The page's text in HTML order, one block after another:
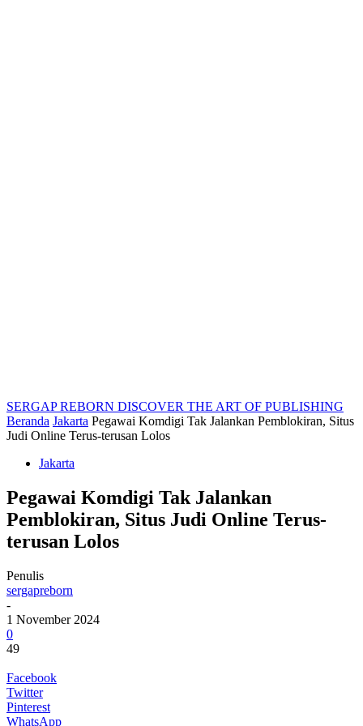
SERGAP REBORN DISCOVER THE ART OF PUBLISHING
Beranda Jakarta Pegawai Komdigi Tak Jalankan Pemblokiran, Situs
Judi Online Terus-terusan Lolos
Jakarta
Pegawai Komdigi Tak Jalankan
Pemblokiran, Situs Judi Online Terus-
terusan Lolos
Penulis
sergapreborn
-
1 November 2024
0
49
Facebook
Twitter
Pinterest
WhatsApp